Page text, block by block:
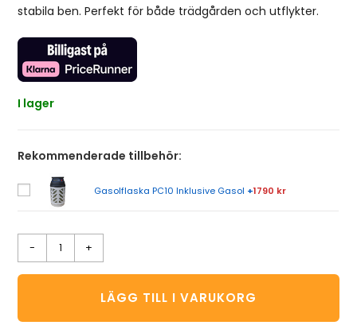
stabila ben. Perfekt för både trädgården och utflykter.
I lager
Rekommenderade tillbehör:
Gasolflaska PC10 Inklusive Gasol +1790 kr
- +
LÄGG TILL I VARUKORG